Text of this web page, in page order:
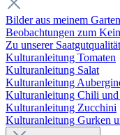
Bilder aus meinem Garten
Beobachtungen zum
Zu unserer
Kulturanleitung Tomaten
Kulturanleitung Salat
Kulturanleitung
Kulturanleitung Chili und
Kulturanleitung Zucchini
Kulturanleitung Gurken